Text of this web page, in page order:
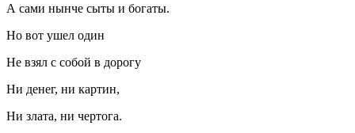
А сами нынче сыты и богаты.
Но вот ушел один
Не взял с собой в дорогу
Ни денег, ни картин,
Ни злата, ни чертога.